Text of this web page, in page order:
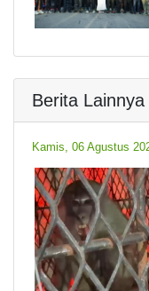
Berita Lainnya
Kamis, 06 Agustus